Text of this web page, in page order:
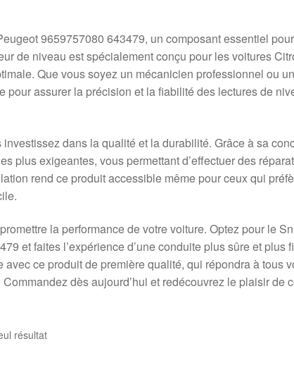
9659757080 643479, un composant essentiel
de niveau est spécialement conçu pour les voitures
Que vous soyez un mécanicien professionnel ou
assurer la précision et la fiabilité des lectures de
dans la qualité et la durabilité. Grâce à sa
plus exigeantes, vous permettant d’effectuer des
rend ce produit accessible même pour ceux qui
la performance de votre voiture. Optez pour le
et faites l’expérience d’une conduite plus sûre et plus
ce produit de première qualité, qui répondra à tous
dès aujourd’hui et redécouvrez le plaisir de
résultat